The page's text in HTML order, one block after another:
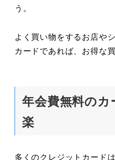
う。
よく買い物をするお店や
カードであれば、お得な
年会費無料の
楽
多くのクレジットカード